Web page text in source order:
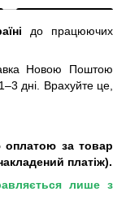
до працюючих
Новою Поштою
дні. Врахуйте це,
за товар
платіж).
лише з